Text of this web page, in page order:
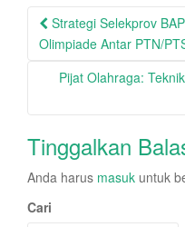
Post
navigation
Strategi Selekprov
Olimpiade Antar PTN/
Pijat Olahraga:
Tinggalkan
Anda harus masuk untuk
Cari